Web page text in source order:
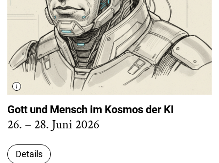
Gott und Mensch im Kosmos der KI
26. – 28. Juni 2026
Details